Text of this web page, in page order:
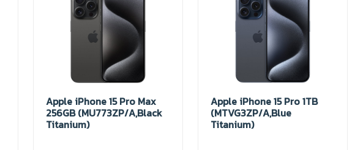
Apple iPhone 15 Pro Max
256GB (MU773ZP/A,Black
Titanium)
Apple iPhone 15 Pro 1TB
(MTVG3ZP/A,Blue
Titanium)